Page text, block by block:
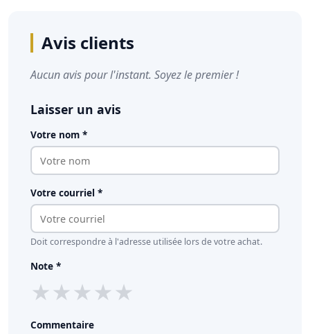
Avis clients
Aucun avis pour l'instant. Soyez le premier !
Laisser un avis
Votre nom *
Votre courriel *
Doit correspondre à l'adresse utilisée lors de votre achat.
Note *
★ ★ ★ ★ ★
Commentaire